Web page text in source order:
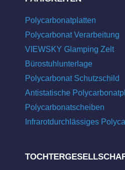
Polycarbonatplatten
Polycarbonat Verarbeitung
VIEWSKY Glamping Zelt
Bürostuhlunterlage
Polycarbonat Schutzschild
Antistatische
Polycarbonatscheiben
Infrarotdurchlässiges